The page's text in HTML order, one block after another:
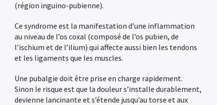
(région inguino-pubienne).
Ce syndrome est la manifestation d’une inflammation
au niveau de l’os coxal (composé de l’os pubien, de
l’ischium et de l’ilium) qui affecte aussi bien les tendons
et les ligaments que les muscles.
Une pubalgie doit être prise en charge rapidement.
Sinon le risque est que la douleur s’installe durablement,
devienne lancinante et s’étende jusqu’au torse et aux